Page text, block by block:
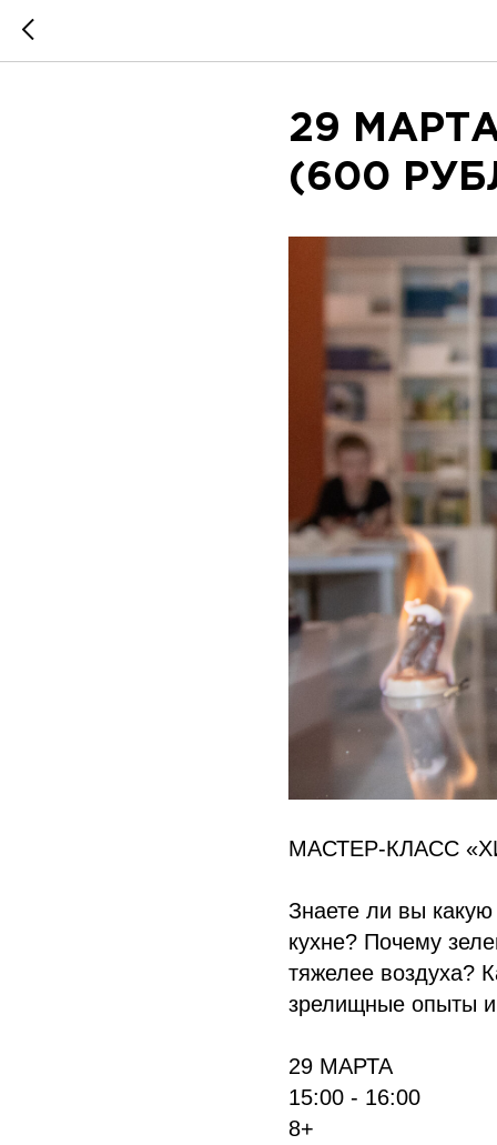
29
(600
МАСТЕР-КЛАСС
Знаете ли вы
кухне? Почему
тяжелее воздуха?
зрелищные опыты и
29 МАРТА
15:00 - 16:00
8+